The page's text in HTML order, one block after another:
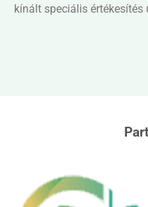
kínált speciális